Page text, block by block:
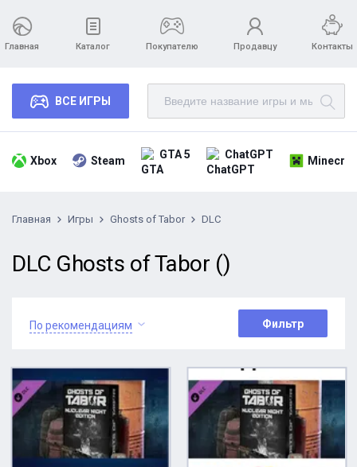
Главная Каталог Покупателю Продавцу Контакты
ВСЕ ИГРЫ
Xbox Steam GTA 5 ChatGPT
Главная Игры Ghosts of Tabor DLC
DLC Ghosts of Tabor ()
По рекомендациям Фильтр